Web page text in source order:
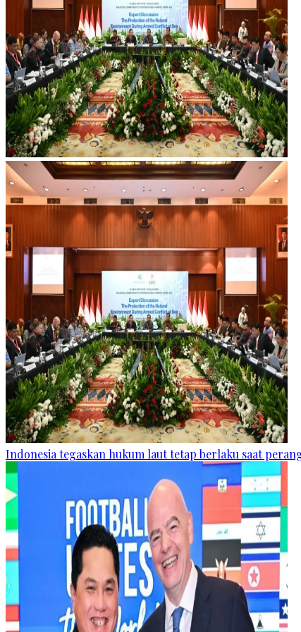
Indonesia tegaskan hukum laut tetap berlaku saat